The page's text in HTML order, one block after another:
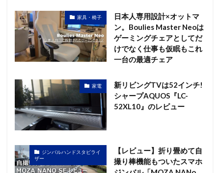
家具・椅子
日本人専用設計×オットマ
ン。Boulies Master Neoは
ゲーミングチェアとしてだ
けでなく仕事も仮眠もこれ
一台の最適チェア
家電
新リビングTVは52インチ!
シャープAQUOS『LC-
52XL10』のレビュー
ジンバルハンドスタビライ
ザー
【レビュー】折り畳めて自
撮り棒機能もついたスマホ